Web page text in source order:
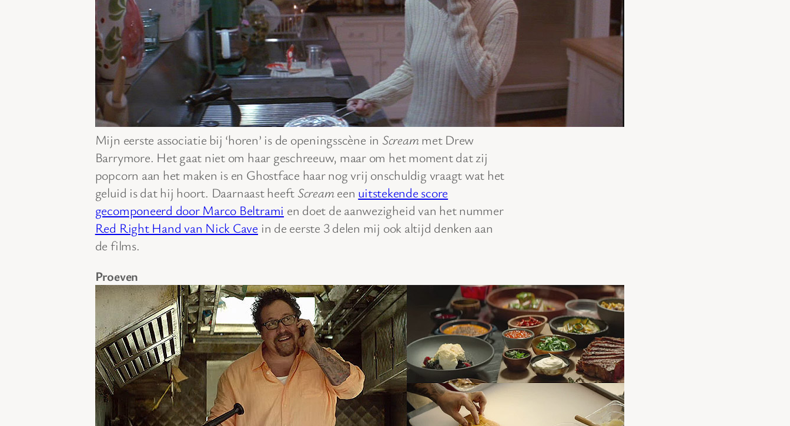
Mijn eerste associatie bij ‘horen’ is de openingsscène in Screammet Drew
Barrymore. Het gaat niet om haar geschreeuw, maar om het moment dat zij
popcorn aan het maken is en Ghostface haar nog vrij onschuldig vraagt wat het
geluid is dat hij hoort. Daarnaast heeft Screameen uitstekende score
gecomponeerd door Marco Beltrami en doet de aanwezigheid van het nummer
Red Right Hand van Nick Cave in de eerste 3 delen mij ook altijd denken aan
de films.
Proeven